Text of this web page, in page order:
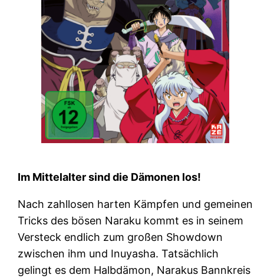
Im Mittelalter sind die Dämonen los!
Nach zahllosen harten Kämpfen und gemeinen
Tricks des bösen Naraku kommt es in seinem
Versteck endlich zum großen Showdown
zwischen ihm und Inuyasha. Tatsächlich
gelingt es dem Halbdämon, Narakus Bannkreis